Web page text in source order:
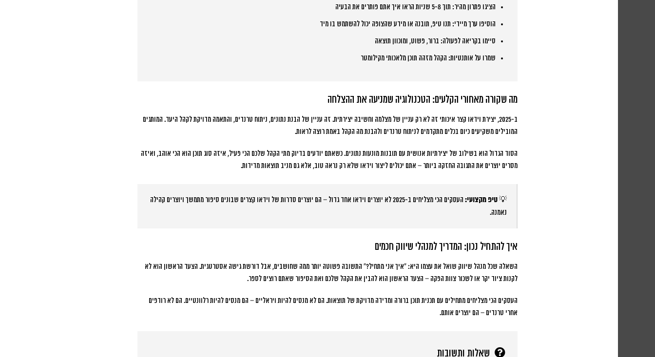
הציגו פתרון מהיר: תוך 5-8 שניות הראו איך אתם פותרים את הבעיה
הוסיפו ערך מיידי: תנו טיפ, תובנה או מידע שהצופה יכול להשתמש בו מיד
סיימו בקריאה לפעולה: ברור, פשוט, ומוכוון תוצאה
שמרו על אותנטיות: הקהל מזהה תוכן מלאכותי מקילומטר
מה שקורה מאחורי הקלעים: הטכנולוגיה שמניעה את ההצלחה
ב-2025, יצירת וידאו קצר איכותי זה לא רק עניין של מצלמה וחשיבה יצירתית. זה עניין של הבנת נתונים, ניתוח טרנדים, והתאמה מדויקת לקהל היעד. המותגים
המובילים משקיעים כיום בכלים מתקדמים לניתוח טרנדים ולהבנת מה הקהל באמת רוצה לראות.
הסוד הגדול הוא בשילוב של יצירתיות אנושית עם תובנות מונעות נתונים. כשאתם יודעים בדיוק מתי הקהל שלכם הכי פעיל, איזה סוג תוכן הוא הכי אוהב, ואיזה
מסרים יוצרים את התגובה החזקה ביותר – אתם יכולים ליצור וידאו שלא רק נראה טוב, אלא גם מניב תוצאות מדידות.
💡טיפ מקצועי:
העסקים הכי מצליחים ב-2025 לא יוצרים וידאו אחד גדול – הם יוצרים סדרות של וידאו קצרים שבונים סיפור מתמשך ויוצרים קהילה
נאמנה.
איך להתחיל נכון: המדריך למנהלי שיווק חכמים
השאלה שכל מנהל שיווק שואל את עצמו היא: “איך אני מתחיל?” התשובה פשוטה יותר ממה שחושבים, אבל דורשת גישה אסטרטגית. הצעד הראשון הוא לא
לקנות ציוד יקר או לשכור צוות הפקה – הצעד הראשון הוא להבין את הקהל שלכם ואת הסיפור שאתם רוצים לספר.
העסקים הכי מצליחים מתחילים עם תכנית תוכן ברורה ומדידה מדויקת של תוצאות. הם לא מנסים להיות ויראליים – הם מנסים להיות רלוונטיים. הם לא רודפים
אחרי טרנדים – הם יוצרים אותם.
שאלות ותשובות